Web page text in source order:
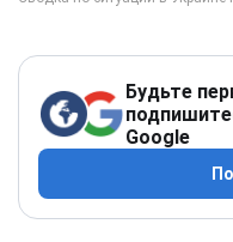
Будьте
Google